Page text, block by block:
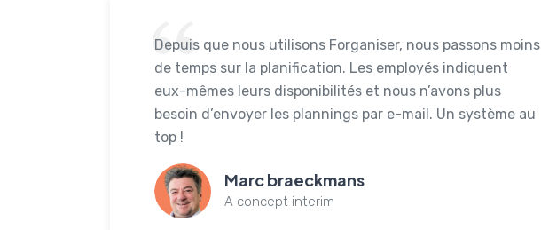
Depuis que nous utilisons Forganiser, nous passons moins
de temps sur la planification. Les employés indiquent
eux-mêmes leurs disponibilités et nous n’avons plus
besoin d’envoyer les plannings par e-mail. Un système au
top !
Marc braeckmans
A concept interim